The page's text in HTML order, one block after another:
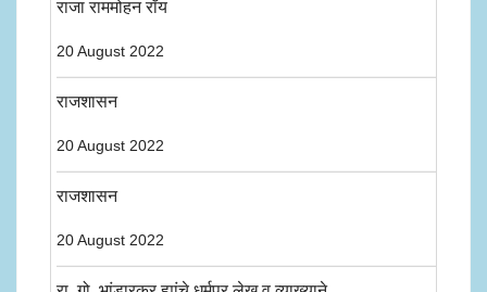
राजा राममोहन रॉय
20 August 2022
राजशासन
20 August 2022
राजशासन
20 August 2022